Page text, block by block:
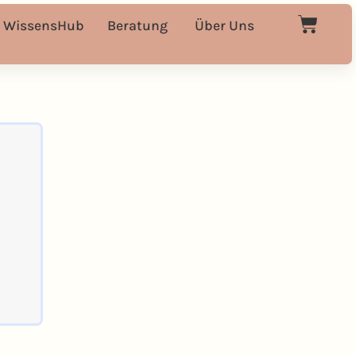
WissensHub Beratung Über Uns